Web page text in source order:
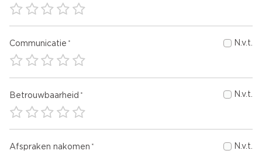
Communicatie N.v.t.
Betrouwbaarheid N.v.t.
Afspraken nakomen N.v.t.